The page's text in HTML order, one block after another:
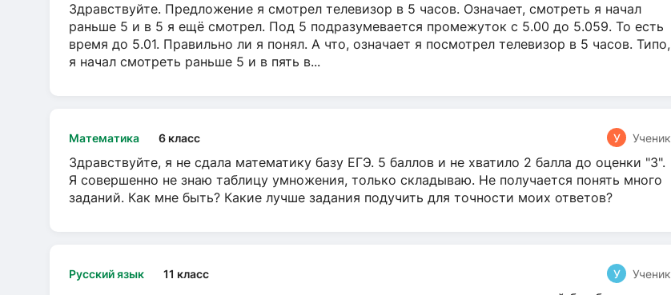
Здравствуйте. Предложение я смотрел телевизор в 5 часов. Означает, смотреть я начал
раньше 5 и в 5 я ещё смотрел. Под 5 подразумевается промежуток с 5.00 до 5.059. То есть
время до 5.01. Правильно ли я понял. А что, означает я посмотрел телевизор в 5 часов. Типо,
я начал смотреть раньше 5 и в пять в...
Математика 6 класс У Ученик
Здравствуйте, я не сдала математику базу ЕГЭ. 5 баллов и не хватило 2 балла до оценки "3".
Я совершенно не знаю таблицу умножения, только складываю. Не получается понять много
заданий. Как мне быть? Какие лучше задания подучить для точности моих ответов?
Русский язык 11 класс У Ученик